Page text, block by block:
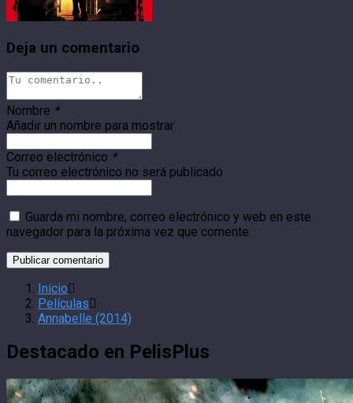
Deja un comentario
Nombre *
Añadir un nombre para mostrar
Correo electrónico *
Tu correo electrónico no será publicado
Guarda mi nombre, correo electrónico y web en este
navegador para la próxima vez que comente.
Inicio
Películas
Annabelle (2014)
Destacado en PelisPlus